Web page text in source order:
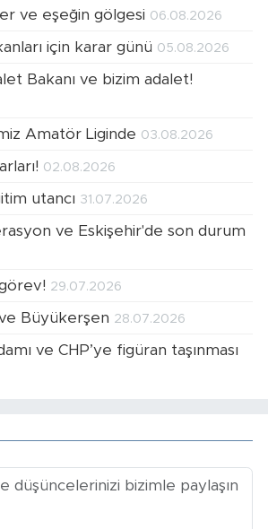
ve eşeğin gölgesi 06.08.2026
için karar günü 05.08.2026
Bakanı ve bizim adalet!
Amatör Liginde 03.08.2026
02.08.2026
utancı 31.07.2026
ve Eskişehir'de son durum
29.07.2026
Büyükerşen 28.07.2026
ve CHP’ye figüran taşınması